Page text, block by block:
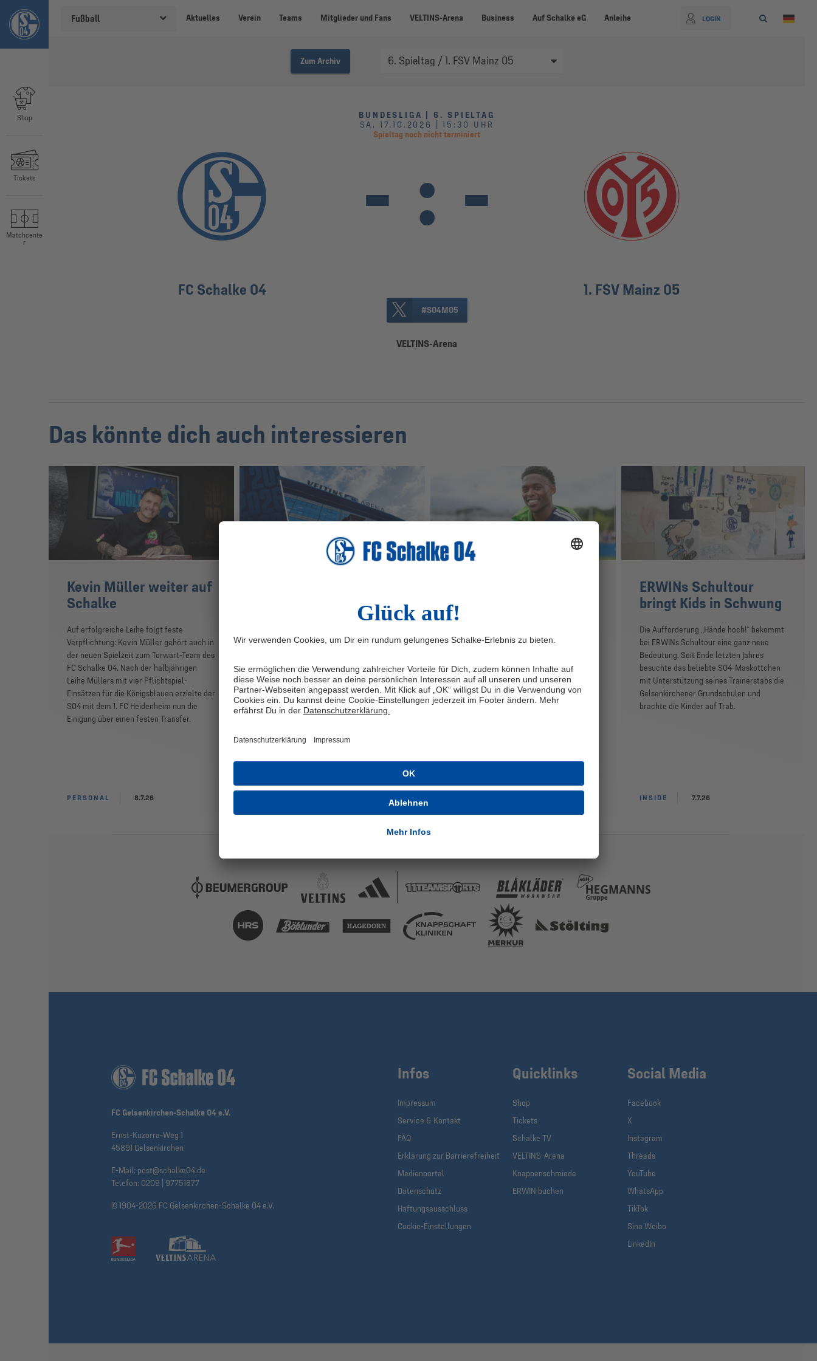
Fußball Aktuelles Verein Teams Mitglieder und Fans VELTINS-Arena Business Auf Schalke eG Anleihe LOGIN
Shop
Tickets
Matchcente
r
Zum Archiv
BUNDESLIGA | 6. SPIELTAG
SA. 17.10.2026 | 15:30 UHR
Spieltag noch nicht terminiert
FC Schalke 04
- : -
1. FSV Mainz 05
#S04M05
VELTINS-Arena
Das könnte dich auch interessieren
Kevin Müller weiter auf
Schalke
Auf erfolgreiche Leihe folgt feste
Verpflichtung: Kevin Müller gehört auch in
der neuen Spielzeit zum Torwart-Team des
FC Schalke 04. Nach der halbjährigen
Leihe Müllers mit vier Pflichtspiel-
Einsätzen für die Königsblauen erzielte der
S04 mit dem 1. FC Heidenheim nun die
Einigung über einen festen Transfer.
PERSONAL 8.7.26
Wahlausschusskandidaten
Am 18. Juli 2026 findet die ordentliche
Gelsenkirchen-Schalke 04 e.V. statt.
Neben der Wahl von zwei Mitgliedern für
den Aufsichtsrat stehen ebenfalls
Kandidaten für den Wahlausschuss zur
passt einfach zu mir
Kapitel auf Schalke. Am Sonntag (5.7.)
Trainingsauftakt erstmals den
königsblauen Fans und zeigte sich gleich
begeistert von seinem neuen Umfeld. „Die
Stimmung ist super“, sagt er
ERWINs Schultour
bringt Kids in Schwung
Die Aufforderung „Hände hoch!“ bekommt
bei ERWINs Schultour eine ganz neue
Bedeutung. Seit Ende letzten Jahres
besuchte das beliebte S04-Maskottchen
mit Unterstützung seines Trainerstabs die
Gelsenkirchener Grundschulen und
brachte die Kinder auf Trab.
INSIDE 7.7.26
FC Gelsenkirchen-Schalke 04 e.V.
Ernst-Kuzorra-Weg 1
45891 Gelsenkirchen
E-Mail: post@schalke04.de
Telefon: 0209 | 97751877
© 1904-2026 FC Gelsenkirchen-Schalke 04 e.V.
Infos
Impressum
Service & Kontakt
FAQ
Erklärung zur Barrierefreiheit
Medienportal
Datenschutz
Haftungsausschluss
Cookie-Einstellungen
Quicklinks
Shop
Tickets
Schalke TV
VELTINS-Arena
Knappenschmiede
ERWIN buchen
Social Media
Facebook
X
Instagram
Threads
YouTube
WhatsApp
TikTok
Sina Weibo
LinkedIn